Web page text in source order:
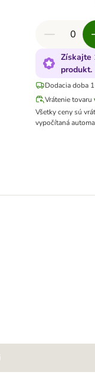
Získajte
produkt.
Dodacia doba
Vrátenie tovaru
Všetky ceny sú
vypočítaná